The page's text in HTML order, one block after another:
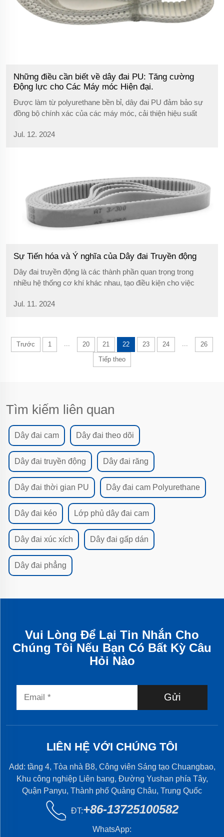
Những điều cần biết về dây đai PU: Tăng cường
Động lực cho Các Máy móc Hiện đại.
Được làm từ polyurethane bền bỉ, dây đai PU đảm bảo sự
đồng bộ chính xác của các máy móc, cải thiện hiệu suất
Jul. 12. 2024
Sự Tiến hóa và Ý nghĩa của Dây đai Truyền động
Dây đai truyền động là các thành phần quan trọng trong
nhiều hệ thống cơ khí khác nhau, tạo điều kiện cho việc
Jul. 11. 2024
Trước 1 20 21 22 23 24
26
Tiếp theo
Tìm kiếm liên quan
Dây đai cam Dây đai theo dõi
Dây đai truyền động Dây đai răng
Dây đai thời gian PU Dây đai cam Polyurethane
Dây đai kéo Lớp phủ dây đai cam
Dây đai xúc xích Dây đai gấp dán
Dây đai phẳng
Vui Lòng Để Lại Tin Nhắn Cho
Chúng Tôi Nếu Bạn Có Bất Kỳ Câu
Hỏi Nào
Gửi
LIÊN HỆ VỚI CHÚNG TÔI
Add: tầng 4, Tòa nhà B8, Công viên Sáng tạo Chuangbao,
Khu công nghiệp Liên bang, Đường Yushan phía Tây,
Quận Panyu, Thành phố Quảng Châu, Trung Quốc
ĐT:+86-13725100582
WhatsApp: